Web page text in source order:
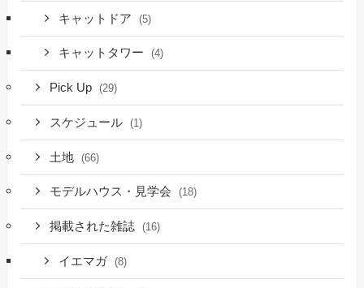
キャットドア (5)
キャットタワー (4)
Pick Up (29)
スケジュール (1)
土地 (66)
モデルハウス・見学会 (18)
掲載された雑誌 (16)
イエマガ (8)